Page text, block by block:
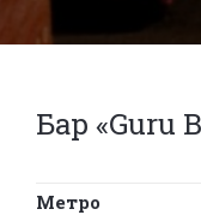
Бар «Guru
Метро